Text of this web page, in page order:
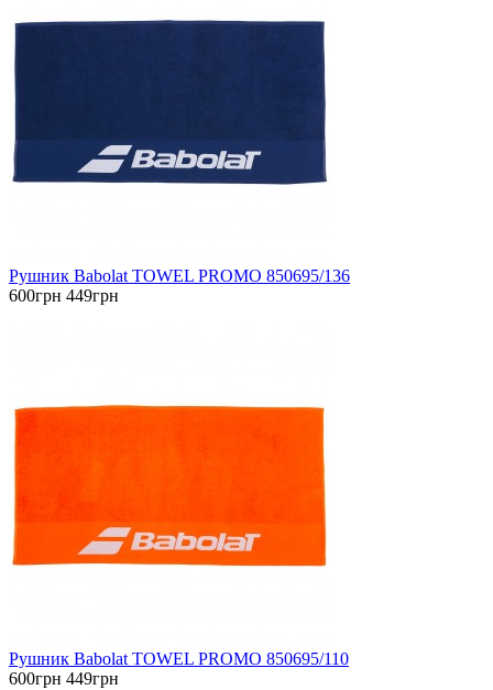
Рушник Babolat TOWEL PROMO 850695/136
600грн 449грн
Рушник Babolat TOWEL PROMO 850695/110
600грн 449грн